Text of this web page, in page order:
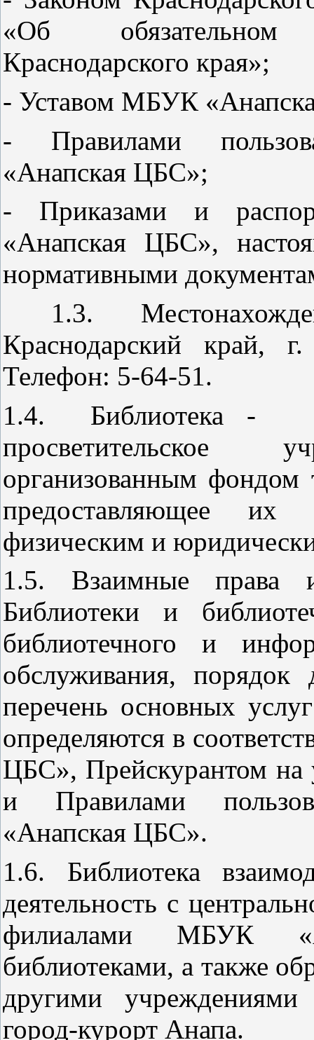
«Об обязательном
Краснодарского края»;
- Уставом МБУК
- Правилами
«Анапская ЦБС»;
- Приказами и
«Анапская ЦБС»,
нормативными
1.3.
Краснодарский край,
Телефон: 5-64-51.
1.4. Библиотека -
просветительское
организованным фондом
предоставляющее их
физическим и
1.5. Взаимные права и
Библиотеки и
библиотечного и
обслуживания,
перечень основных
определяются в
ЦБС», Прейскурантом
и Правилами
«Анапская ЦБС».
1.6. Библиотека
деятельность с
филиалами МБУК
библиотеками, а также
другими учреждениями
город-курорт Анапа.